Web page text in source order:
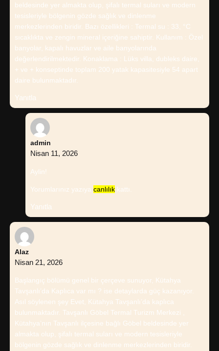
beldesinde yer almakta olup, şifalı termal suları ve modern
tesisleriyle bölgenin gözde sağlık ve dinlenme
merkezlerinden biridir. Bazı özellikleri : Termal su : 33, °C
sıcaklıkta ve zengin mineral içeriğine sahiptir. Kullanım : Özel
banyolar, kapalı havuzlar ve aile banyolarında
değerlendirilmektedir. Konaklama : Lüks villa, dubleks daire,
+ ve + konseptinde toplam 200 yatak kapasitesiyle 54 apart
daire bulunmaktadır.
Yanıtla
admin
Nisan 11, 2026
Aylin!
Yorumlarınız yazıya canlılık kattı.
Yanıtla
Alaz
Nisan 21, 2026
Başlangıç bölümü genel bir çerçeve sunuyor, Kütahya
Tavşanlı’da Kaplıca var mı ? ise detaylarda güç kazanıyor.
Asıl söylenen şey Evet, Kütahya Tavşanlı’da kaplıca
bulunmaktadır. Tavşanlı Göbel Termal Turizm Merkezi ,
Kütahya’nın Tavşanlı ilçesine bağlı Göbel beldesinde yer
almakta olup, şifalı termal suları ve modern tesisleriyle
bölgenin gözde sağlık ve dinlenme merkezlerinden biridir.